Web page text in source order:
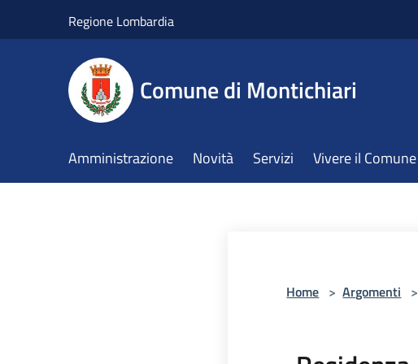
Regione Lombardia
Comune di Montichiari
Amministrazione Novità Servizi Vivere il Comune
Home > Argomenti >